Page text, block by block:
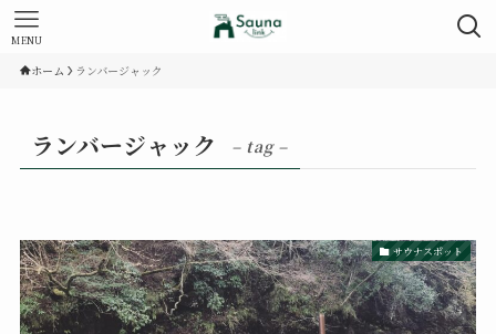
MENU
ホーム ランバージャック
ランバージャック – tag –
サウナスポット